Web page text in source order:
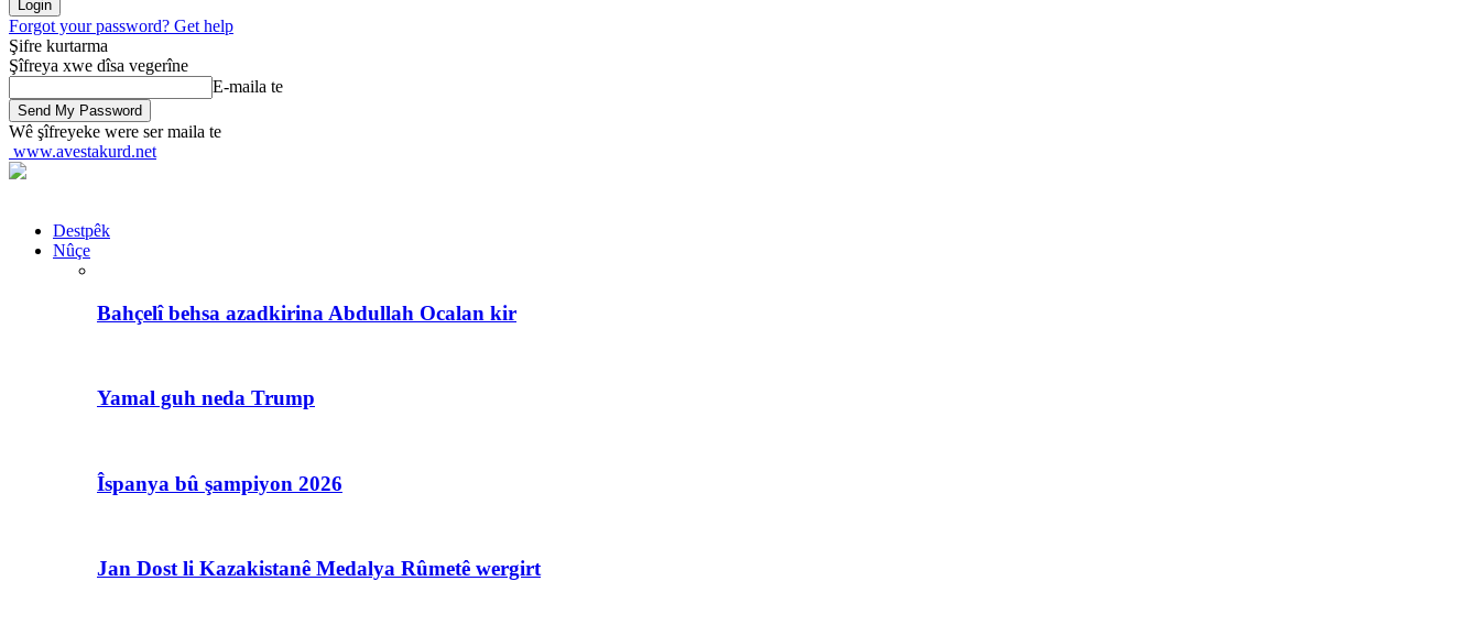
Forgot your password? Get help
Şifre kurtarma
Şîfreya xwe dîsa vegerîne
E-maila te
Wê şîfreyeke were ser maila te
www.avestakurd.net
Destpêk
Nûçe
Bahçelî behsa azadkirina Abdullah Ocalan kir
Yamal guh neda Trump
Îspanya bû şampiyon 2026
Jan Dost li Kazakistanê Medalya Rûmetê wergirt